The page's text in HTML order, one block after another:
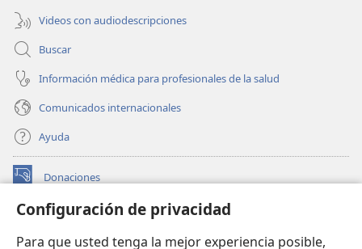
Configuración de privacidad
Para que usted tenga la mejor experiencia posible,
Videos con audiodescripciones
Buscar
Información médica para profesionales de la salud
Comunicados internacionales
Ayuda
Donaciones
(abre
nueva BIBLIOTECA EN LÍNEA Watchtower™
una